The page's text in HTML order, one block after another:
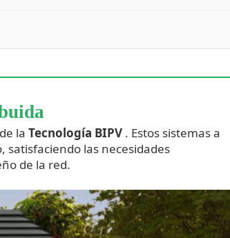
la Tecnología BIPV . Estos sistemas a
satisfaciendo las necesidades
de la red.